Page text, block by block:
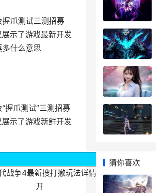
爪测试三测招募
示了游戏最新开发
什么意思
握爪测试”三测招募
示了游戏新鲜开发
战争4最新搜打撤玩法详情正式公
开
猜你喜欢